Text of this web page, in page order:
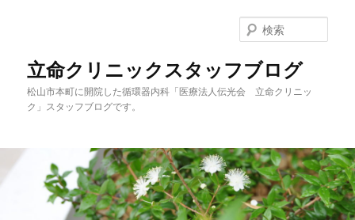
立命クリニックスタッフブログ
松山市本町に開院した循環器内科「医療法人伝光会 立命クリニッ
ク」スタッフブログです。
索